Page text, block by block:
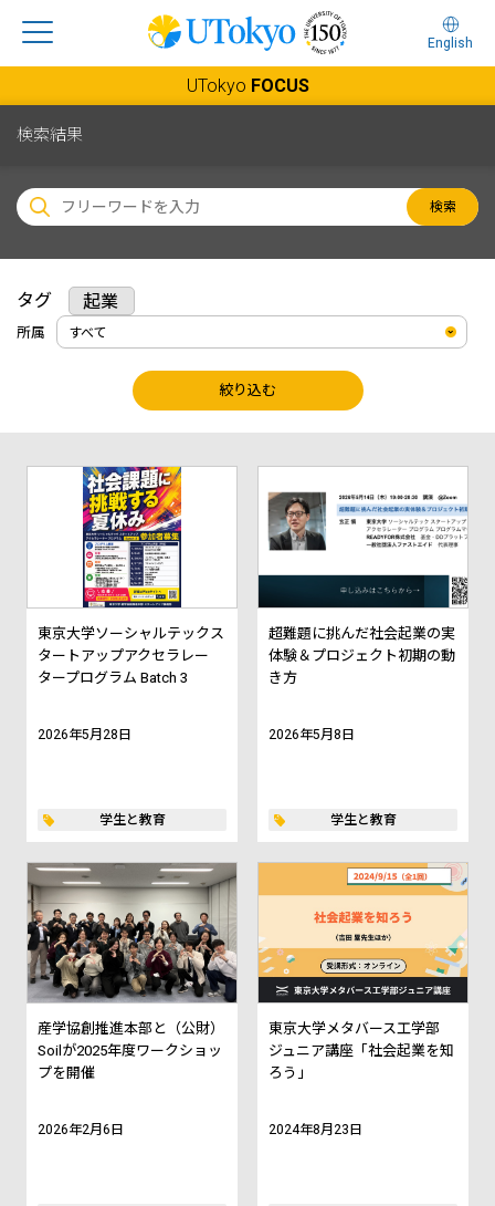
English
UTokyo FOCUS
検索結果
検索
タグ 起業
所属
絞り込む
東京大学ソーシャルテックス
タートアップアクセラレー
タープログラム Batch 3
2026年5月28日
学生と教育
超難題に挑んだ社会起業の実
体験＆プロジェクト初期の動
き方
2026年5月8日
学生と教育
産学協創推進本部と（公財）
Soilが2025年度ワークショッ
プを開催
2026年2月6日
東京大学メタバース工学部
ジュニア講座「社会起業を知
ろう」
2024年8月23日